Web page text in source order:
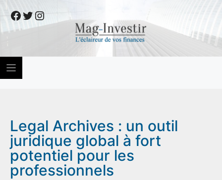
to
content
Facebook
Twitter
Instagram
Legal Archives : un outil
juridique global à fort
potentiel pour les
professionnels